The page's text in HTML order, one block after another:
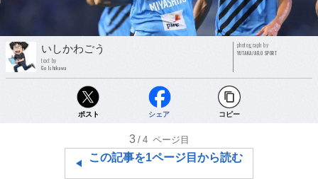
いしかわごう
text by
Go Ishikawa
photograph by
YUTAKA/AFLO SPORT
ポスト シェア コピー
3 /4 ページ目
この記事を1ページ目から読む